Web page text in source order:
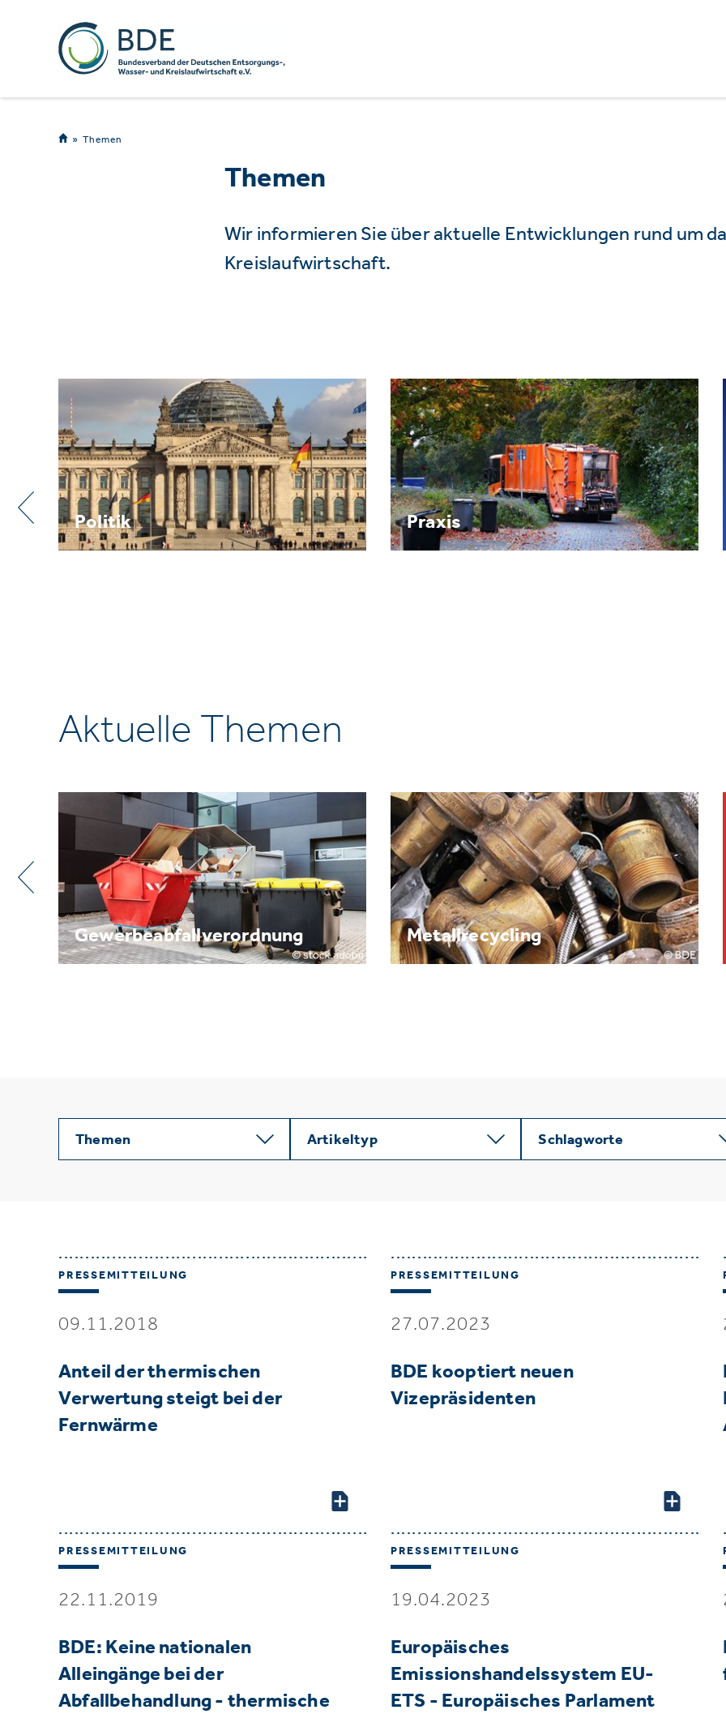
Themen
Themen
Wir informieren Sie über aktuelle Entwicklungen rund um
Kreislaufwirtschaft.
Praxis Recht
Aktuelle Themen
Metallrecycling Brennpunkt: Batterie
Themen Artikeltyp Schlagworte
PRESSEMITTEILUNG
09.11.2018
Anteil der thermischen
Verwertung steigt bei der
Fernwärme
PRESSEMITTEILUNG
27.07.2023
BDE kooptiert neuen
Vizepräsidenten
PRESSEMITTEILUNG
22.11.2019
BDE: Keine nationalen
Alleingänge bei der
Abfallbehandlung - thermische
PRESSEMITTEILUNG
19.04.2023
Europäisches
Emissionshandelssystem EU-
ETS - Europäisches Parlament